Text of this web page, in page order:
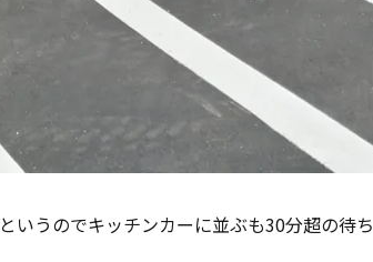
いうのでキッチンカーに並ぶも30分超の待ち